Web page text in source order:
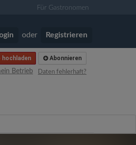
Für Gastronomen
oder Registrieren
Abonnieren
hochladen
Daten fehlerhaft?
Betrieb